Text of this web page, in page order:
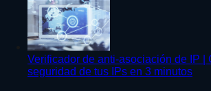
Verificador de anti-asociación de IP |
seguridad de tus IPs en 3 minutos